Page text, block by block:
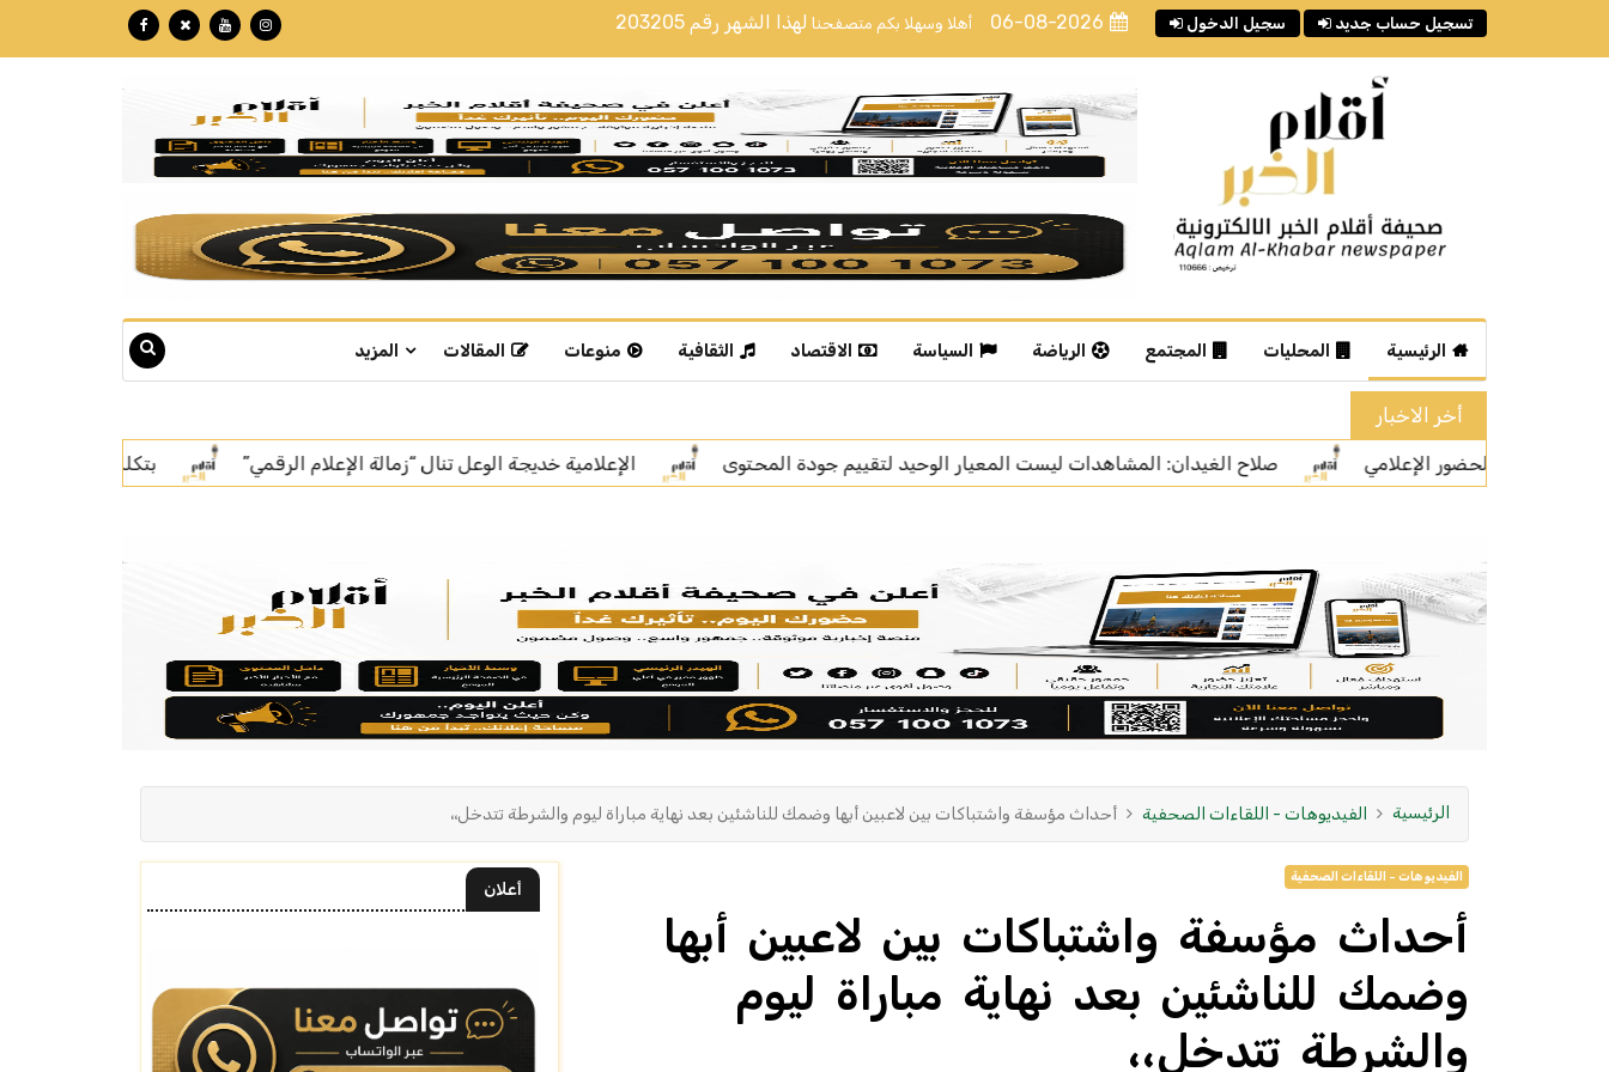
أهلا وسهلا بكم متصفحنا لهذا الشهر رقم 203205 06-08-2026 سجيل الدخول تسجيل حساب جديد
الرئيسية المحليات المجتمع الرياضة السياسة الاقتصاد الثقافية منوعات المقالات المزيد
أخر الاخبار
صلاح الغيدان: المشاهدات ليست المعيار الوحيد لتقييم جودة المحتوى الإعلامية خديجة الوعل تنال “زمالة الإعلام الرقمي” بتكللة تجاوزت الـ 60 مليون ريال.. "نبع" تبوك تنهي تركيب أسرع خط إنتاج للمياه في العالم
الرئيسية الفيديوهات - اللقاءات الصحفية أحداث مؤسفة واشتباكات بين لاعبين أبها وضمك للناشئين بعد نهاية مباراة ليوم والشرطة تتدخل،،
الفيديوهات - اللقاءات الصحفية
أحداث مؤسفة واشتباكات بين لاعبين أبها
وضمك للناشئين بعد نهاية مباراة ليوم
والشرطة تتدخل،،
أعلان